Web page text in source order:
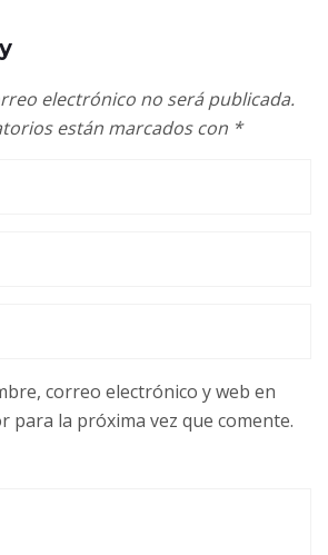
electrónico no será publicada.
están marcados con *
correo electrónico y web en
para la próxima vez que comente.